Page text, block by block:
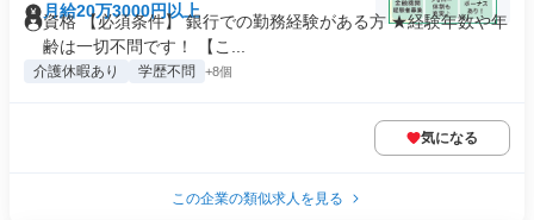
月給20万3000円以上
資格 【必須条件】 銀行での勤務経験がある方 ★経験年数や年
齢は一切不問です！ 【こ...
介護休暇あり 学歴不問 +8個
気になる
この企業の類似求人を見る